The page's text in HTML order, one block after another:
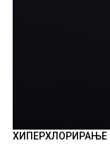
ХИПЕРХЛОРИРАЊЕ